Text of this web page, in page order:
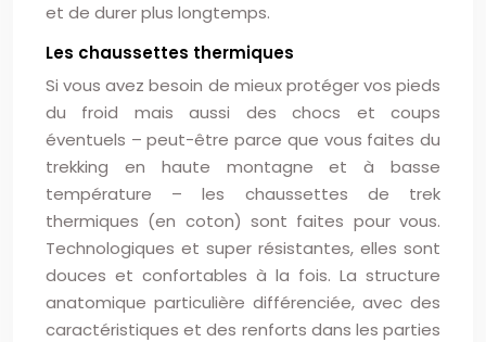
et de durer plus longtemps.
Les chaussettes thermiques
Si vous avez besoin de mieux protéger vos pieds
du froid mais aussi des chocs et coups
éventuels – peut-être parce que vous faites du
trekking en haute montagne et à basse
température – les chaussettes de trek
thermiques (en coton) sont faites pour vous.
Technologiques et super résistantes, elles sont
douces et confortables à la fois. La structure
anatomique particulière différenciée, avec des
caractéristiques et des renforts dans les parties